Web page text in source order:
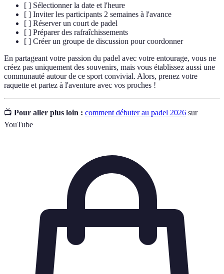
[ ] Sélectionner la date et l'heure
[ ] Inviter les participants 2 semaines à l'avance
[ ] Réserver un court de padel
[ ] Préparer des rafraîchissements
[ ] Créer un groupe de discussion pour coordonner
En partageant votre passion du padel avec votre entourage, vous ne
créez pas uniquement des souvenirs, mais vous établissez aussi une
communauté autour de ce sport convivial. Alors, prenez votre
raquette et partez à l'aventure avec vos proches !
📺 Pour aller plus loin : comment débuter au padel 2026 sur
YouTube